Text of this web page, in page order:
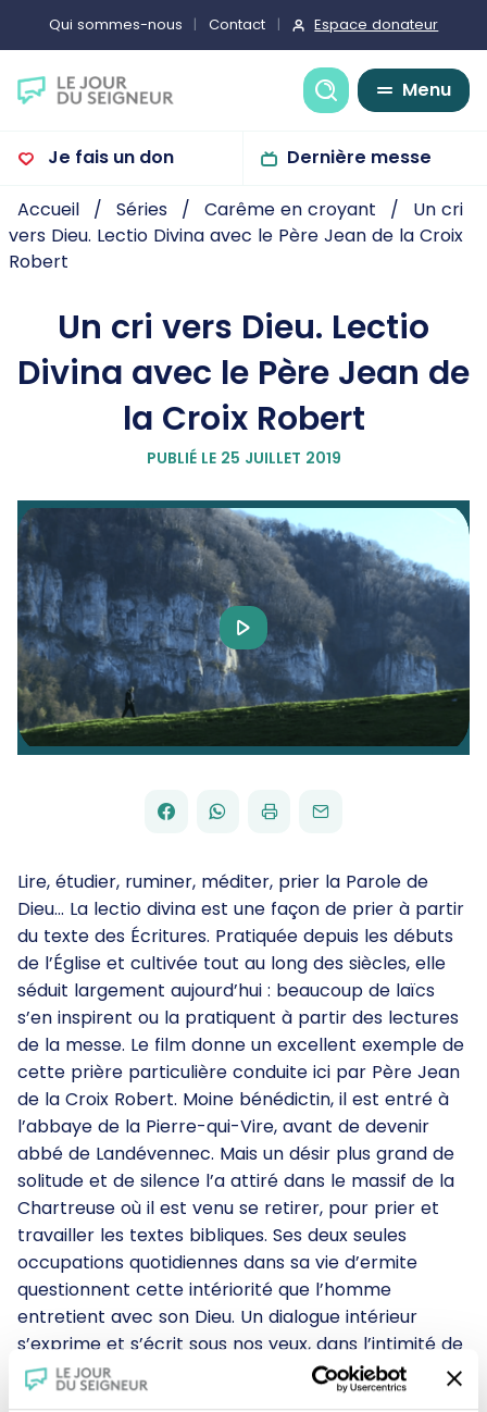
Qui sommes-nous Contact Espace donateur
Recherche
Menu
Je fais un don Dernière messe
Accueil Séries Carême en croyant
Un cri
vers Dieu. Lectio Divina avec le Père Jean de la Croix
Robert
Un cri vers Dieu. Lectio
Divina avec le Père Jean de
la Croix Robert
PUBLIÉ LE 25 JUILLET 2019
Play
Video
PARTAGER
FACEBOOK
PARTAGER
WHATSAPP
IMPRIMERENVOYER
PAR
EMAIL
Lire, étudier, ruminer, méditer, prier la Parole de
Dieu… La lectio divina est une façon de prier à partir
du texte des Écritures. Pratiquée depuis les débuts
de l’Église et cultivée tout au long des siècles, elle
séduit largement aujourd’hui : beaucoup de laïcs
s’en inspirent ou la pratiquent à partir des lectures
de la messe. Le film donne un excellent exemple de
cette prière particulière conduite ici par Père Jean
de la Croix Robert. Moine bénédictin, il est entré à
l’abbaye de la Pierre-qui-Vire, avant de devenir
abbé de Landévennec. Mais un désir plus grand de
solitude et de silence l’a attiré dans le massif de la
Chartreuse où il est venu se retirer, pour prier et
travailler les textes bibliques. Ses deux seules
occupations quotidiennes dans sa vie d’ermite
questionnent cette intériorité que l’homme
entretient avec son Dieu. Un dialogue intérieur
s’exprime et s’écrit sous nos yeux, dans l’intimité de
sa cellule, à partir de la lecture du psaume 30. C’est
le récit d’une guérison après l’épreuve, celle de